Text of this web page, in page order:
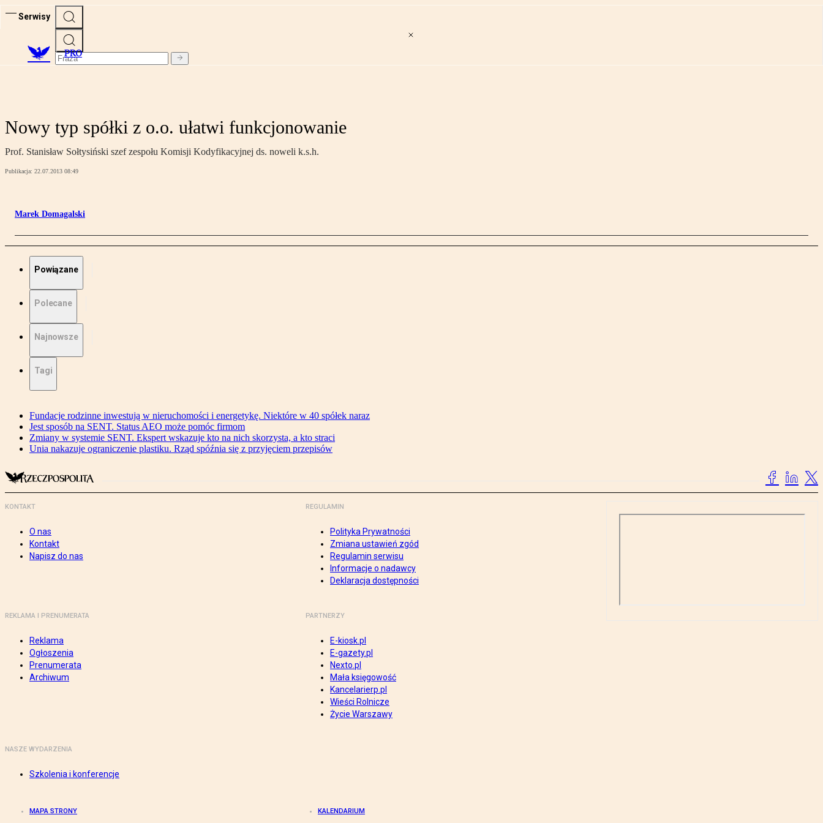
Serwisy
PRO
Nowy typ spółki z o.o. ułatwi funkcjonowanie
Prof. Stanisław Sołtysiński szef zespołu Komisji Kodyfikacyjnej ds. noweli k.s.h.
Publikacja: 22.07.2013 08:49
Marek Domagalski
Powiązane
Polecane
Najnowsze
Tagi
Fundacje rodzinne inwestują w nieruchomości i energetykę. Niektóre w 40 spółek naraz
Jest sposób na SENT. Status AEO może pomóc firmom
Zmiany w systemie SENT. Ekspert wskazuje kto na nich skorzysta, a kto straci
Unia nakazuje ograniczenie plastiku. Rząd spóźnia się z przyjęciem przepisów
KONTAKT
O nas
Kontakt
Napisz do nas
REGULAMIN
Polityka Prywatności
Zmiana ustawień zgód
Regulamin serwisu
Informacje o nadawcy
Deklaracja dostępności
REKLAMA I PRENUMERATA
Reklama
Ogłoszenia
Prenumerata
Archiwum
PARTNERZY
E-kiosk.pl
E-gazety.pl
Nexto.pl
Mała księgowość
Kancelarierp.pl
Wieści Rolnicze
Życie Warszawy
NASZE WYDARZENIA
Szkolenia i konferencje
MAPA STRONY KALENDARIUM